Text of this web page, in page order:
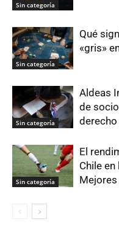
Sin categoría
Sin categoría
Qué
«gris»
Sin categoría
Aldeas
de
derecho
Sin categoría
El
Chile